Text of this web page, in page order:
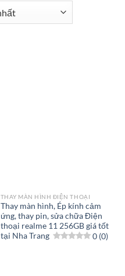
THAY MÀN HÌNH ĐIỆN THOẠI
Thay màn hình, Ép kính cảm
ứng, thay pin, sửa chữa Điện
thoại realme 11 256GB giá tốt
tại Nha Trang
0 (0)